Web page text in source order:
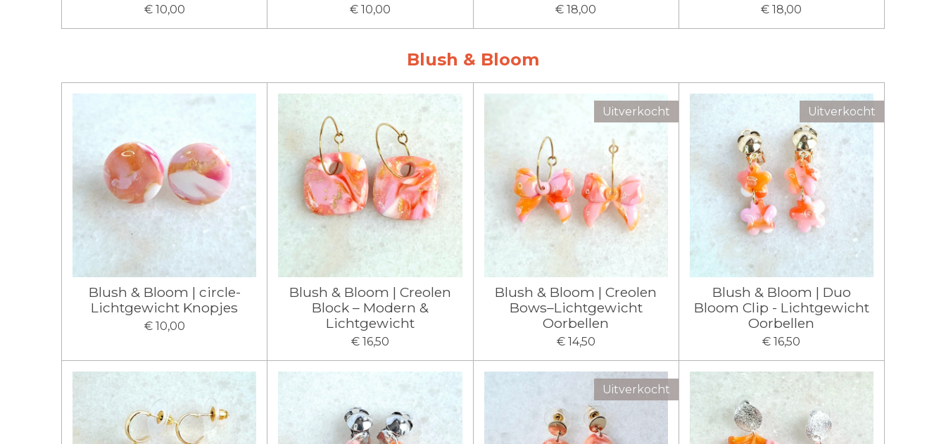
€ 10,00 € 10,00 € 18,00 € 18,00
Blush & Bloom
Blush & Bloom | circle-
Lichtgewicht Knopjes
€ 10,00
Blush & Bloom | Creolen
Block – Modern &
Lichtgewicht
€ 16,50
Uitverkocht
Blush & Bloom | Creolen
Bows–Lichtgewicht
Oorbellen
€ 14,50
Uitverkocht
Blush & Bloom | Duo
Bloom Clip - Lichtgewicht
Oorbellen
€ 16,50
Uitverkocht